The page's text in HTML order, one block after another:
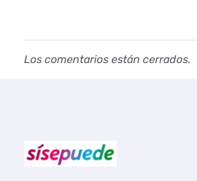
r
c
Los comentarios están cerrados.